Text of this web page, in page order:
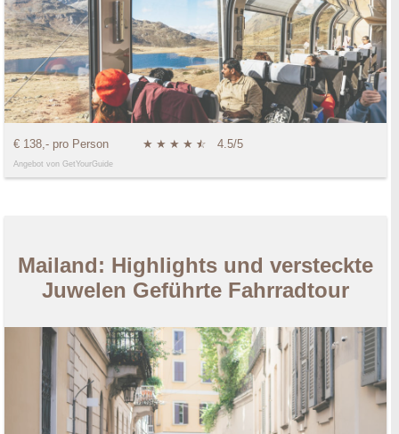
€ 138,- pro Person ★ ★ ★ ★ ★
☆ 4.5/5
Angebot von GetYourGuide
Mailand: Highlights und versteckte
Juwelen Geführte Fahrradtour